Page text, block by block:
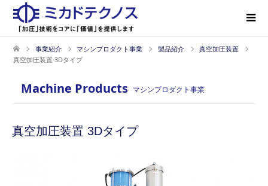
事業紹介 マシンプロダクト事業 製品紹介
真空加圧装置
真空加圧装置 3Dタイプ
Machine Products マシンプロダクト事業
真空加圧装置 3Dタイプ